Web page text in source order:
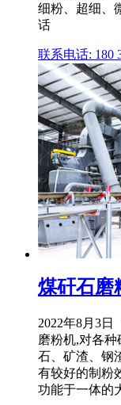
细粉、超细、
话
联系电话: 180
煤矸石磨
2022年8月3
磨粉机,对各
石、矿渣、钢
有较好的制粉
功能于一体的